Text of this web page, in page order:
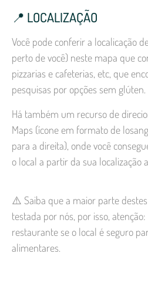
📍 LOCALIZAÇÃO
Você pode conferir a localicação
perto de você) neste mapa que
pizzarias e cafeterias, etc, que
pesquisas por opções sem glúten.
Há também um recurso de
Maps (ícone em formato de
para a direita), onde você
o local a partir da sua localização
⚠️ Saiba que a maior parte
testada por nós, por isso,
restaurante se o local é seguro
alimentares.